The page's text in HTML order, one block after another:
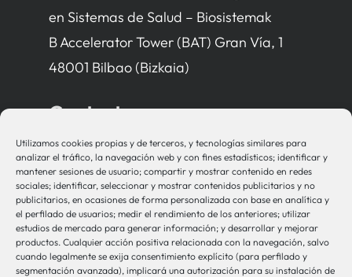
Utilizamos cookies propias y de terceros, y tecnologías similares para
analizar el tráfico, la navegación web y con fines estadísticos; identificar y
mantener sesiones de usuario; compartir y mostrar contenido en redes
sociales; identificar, seleccionar y mostrar contenidos publicitarios y no
publicitarios, en ocasiones de forma personalizada con base en analítica y
el perfilado de usuarios; medir el rendimiento de los anteriores; utilizar
estudios de mercado para generar información; y desarrollar y mejorar
productos. Cualquier acción positiva relacionada con la navegación, salvo
cuando legalmente se exija consentimiento explícito (para perfilado y
segmentación avanzada), implicará una autorización para su instalación de
en Sistemas de Salud – Biosistemak
B Accelerator Tower (BAT) Gran Vía, 1
48001 Bilbao (Bizkaia)
Contacto
bio-sistemak@bio-sistemak.eus
944 00 77 90
Otros Enlaces